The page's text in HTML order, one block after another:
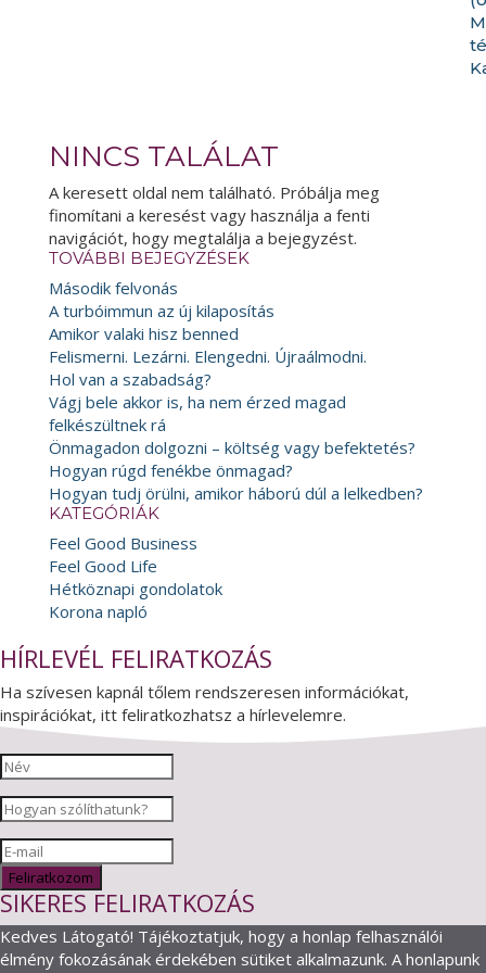
NINCS TALÁLAT
A keresett oldal nem található. Próbálja meg
finomítani a keresést vagy használja a fenti
navigációt, hogy megtalálja a bejegyzést.
TOVÁBBI BEJEGYZÉSEK
Második felvonás
A turbóimmun az új kilaposítás
Amikor valaki hisz benned
Felismerni. Lezárni. Elengedni. Újraálmodni.
Hol van a szabadság?
Vágj bele akkor is, ha nem érzed magad
felkészültnek rá
Önmagadon dolgozni – költség vagy befektetés?
Hogyan rúgd fenékbe önmagad?
Hogyan tudj örülni, amikor háború dúl a lelkedben?
KATEGÓRIÁK
Feel Good Business
Feel Good Life
Hétköznapi gondolatok
Korona napló
HÍRLEVÉL FELIRATKOZÁS
Ha szívesen kapnál tőlem rendszeresen információkat,
inspirációkat, itt feliratkozhatsz a hírlevelemre.
Feliratkozom
SIKERES FELIRATKOZÁS
Kedves Látogató! Tájékoztatjuk, hogy a honlap felhasználói
élmény fokozásának érdekében sütiket alkalmazunk. A honlapunk